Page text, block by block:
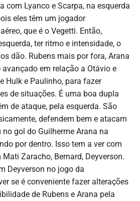
com Lyanco e Scarpa, na esquerda
eles têm um jogador
que é o Vegetti. Então,
ter ritmo e intensidade, o
dão. Rubens mais por fora, Arana
em relação a Otávio e
Hulk e Paulinho, para fazer
de situações. É uma boa dupla
de ataque, pela esquerda. São
defendem bem e atacam
gol do Guilherme Arana na
por dentro. Isso tem a ver com
Zaracho, Bernard, Deyverson.
Deyverson no jogo da
se é conveniente fazer alterações
de Rubens e Arana pela